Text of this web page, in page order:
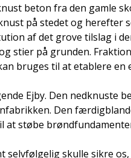
beton fra den gamle
på stedet og herefter
af det grove tilslag i
stier på grunden.
bruges til at etablere en
Ejby. Den nedknuste
Den
at støbe
selvfølgelig skulle sikre